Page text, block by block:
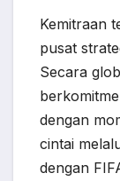
Kemitraan
pusat
Secara
dengan
cintai
dengan